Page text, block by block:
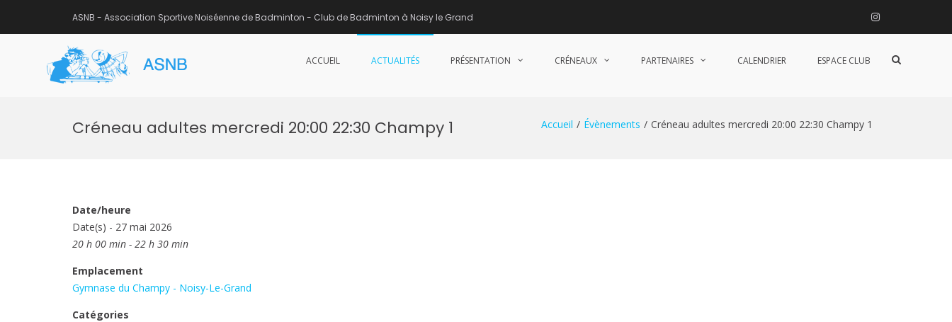
ASNB - Association Sportive Noiséenne de Badminton - Club de Badminton à Noisy le Grand Instagram
ACCUEIL ACTUALITÉS PRÉSENTATION CRÉNEAUX PARTENAIRES CALENDRIER ESPACE CLUB
Afficher
Créneau adultes mercredi 20:00 22:30 Champy 1 Accueil Évènements Créneau adultes mercredi 20:00 22:30 Champy 1
Date/heure
Date(s) - 27 mai 2026
20 h 00 min - 22 h 30 min
Emplacement
Gymnase du Champy - Noisy-Le-Grand
Catégories